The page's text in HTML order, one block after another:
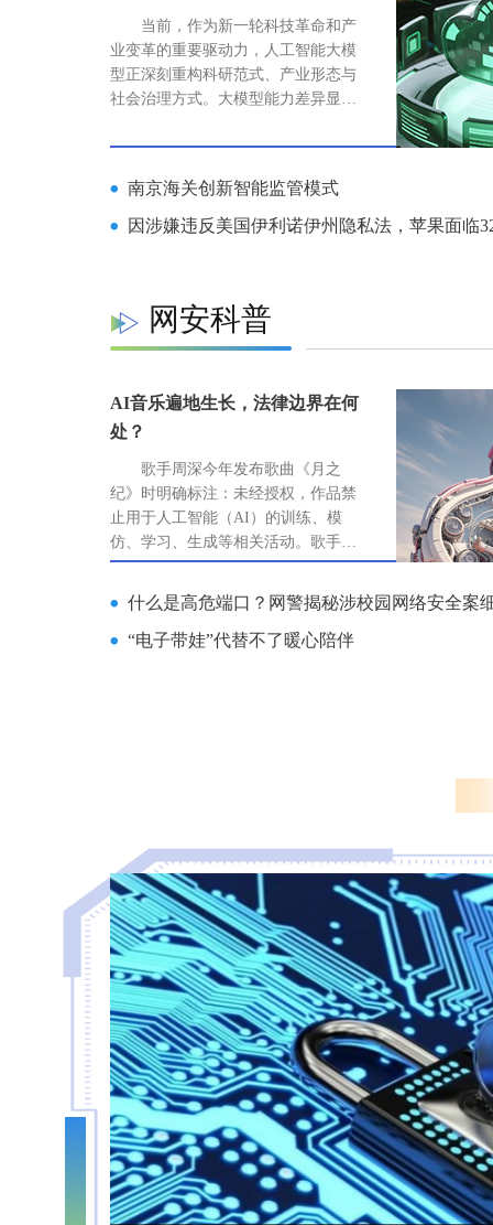
当前，作为新一轮科技革命和产
业变革的重要驱动力，人工智能大模
型正深刻重构科研范式、产业形态与
社会治理方式。大模型能力差异显
监管标准，既可能抑制创新活力，也
南京海关创新智能监管模式
网安科普
AI音乐遍地生长，法律边界在何
处？
歌手周深今年发布歌曲《月之
纪》时明确标注：未经授权，作品禁
止用于人工智能（AI）的训练、模
仿、学习、生成等相关活动。歌手邓
紫棋的歌曲《泡沫》曾被网友用AI改
造成“雷霆版”，这一改造版歌曲也因
涉嫌侵权被投诉下架。
什么是高危端口？网警揭秘涉校园网络安全案
“电子带娃”代替不了暖心陪伴